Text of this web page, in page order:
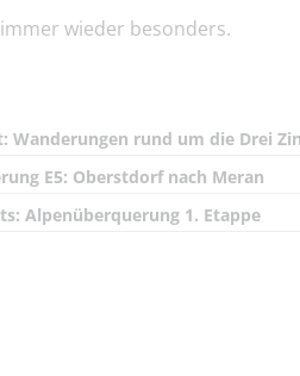
wieder besonders.
Wanderungen rund um die Drei
E5: Oberstdorf nach Meran
Alpenüberquerung 1. Etappe